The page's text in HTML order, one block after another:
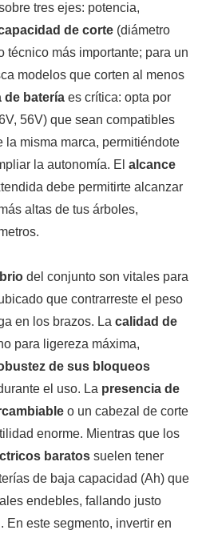
tres ejes: potencia,
de corte (diámetro
técnico más importante; para un
modelos que corten al menos
de batería es crítica: opta por
56V) que sean compatibles
la misma marca, permitiéndote
la autonomía. El alcance
debe permitirte alcanzar
altas de tus árboles,
del conjunto son vitales para
que contrarreste el peso
en los brazos. La calidad de
para ligereza máxima,
de sus bloqueos
el uso. La presencia de
o un cabezal de corte
enorme. Mientras que los
baratos suelen tener
de baja capacidad (Ah) que
endebles, fallando justo
En este segmento, invertir en